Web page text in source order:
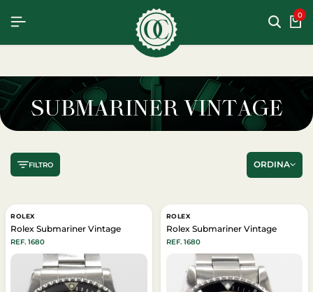
CHIAMACI WHATSAPP 0
SUBMARINER VINTAGE
FILTRO ORDINA
ROLEX
Rolex Submariner Vintage
REF. 1680
ROLEX
Rolex Submariner Vintage
REF. 1680